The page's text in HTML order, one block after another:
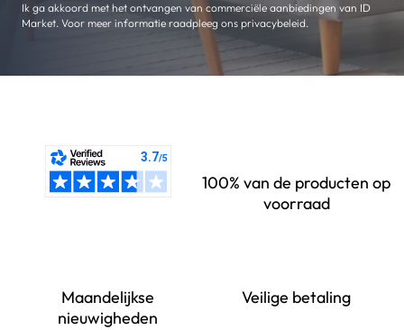
Ik ga akkoord met het ontvangen van commerciële aanbiedingen van ID
Market. Voor meer informatie raadpleeg ons privacybeleid.
100% van de producten op
voorraad
Maandelijkse
nieuwigheden
Veilige betaling